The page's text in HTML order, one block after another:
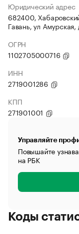
Юридический адрес
682400,
Гавань, ул Амурская,
ОГРН
1102705000716
ИНН
2719001286
КПП
271901001
Управляйте
Повышайте
на РБК
Коды